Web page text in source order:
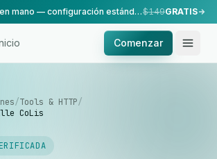
Configuración llave en mano — configuración estándar, realizada por nuestro equipo.$149GRATIS
Comenzar
/Tools & HTTP/
CoLis